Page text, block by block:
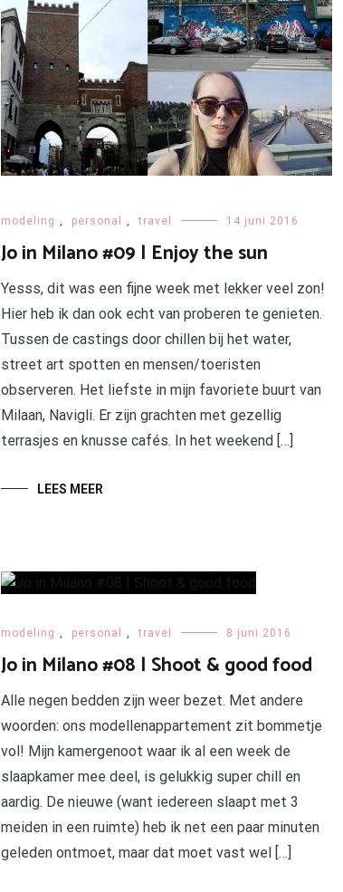
modeling personal travel 14 juni 2016
Jo in Milano #09 | Enjoy the sun
Yesss, dit was een fijne week met lekker veel zon!
Hier heb ik dan ook echt van proberen te genieten.
Tussen de castings door chillen bij het water,
street art spotten en mensen/toeristen
observeren. Het liefste in mijn favoriete buurt van
Milaan, Navigli. Er zijn grachten met gezellig
terrasjes en knusse cafés. In het weekend […]
LEES MEER
modeling personal travel 8 juni 2016
Jo in Milano #08 | Shoot & good food
Alle negen bedden zijn weer bezet. Met andere
woorden: ons modellenappartement zit bommetje
vol! Mijn kamergenoot waar ik al een week de
slaapkamer mee deel, is gelukkig super chill en
aardig. De nieuwe (want iedereen slaapt met 3
meiden in een ruimte) heb ik net een paar minuten
geleden ontmoet, maar dat moet vast wel […]